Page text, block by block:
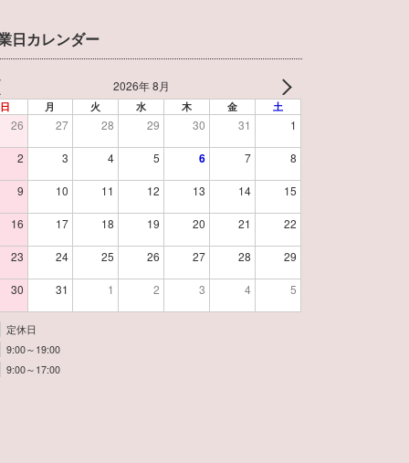
日カレンダー
2026年 8月
日 月 火 水 木 金 土
26 27 28 29 30 31 1
2 3 4 5 6 7 8
9 10 11 12 13 14 15
16 17 18 19 20 21 22
23 24 25 26 27 28 29
30 31 1 2 3 4 5
定休日
9:00～19:00
9:00～17:00